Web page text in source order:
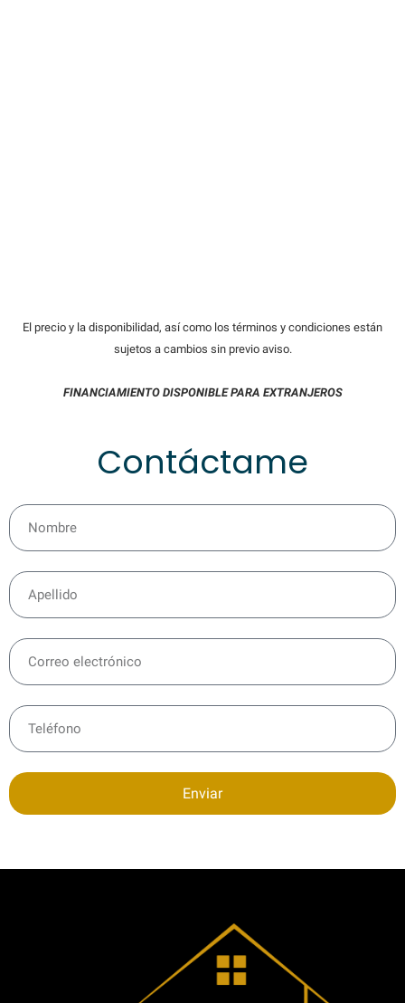
El precio y la disponibilidad, así como los términos y condiciones están
sujetos a cambios sin previo aviso.
FINANCIAMIENTO DISPONIBLE PARA EXTRANJEROS
Contáctame
Enviar